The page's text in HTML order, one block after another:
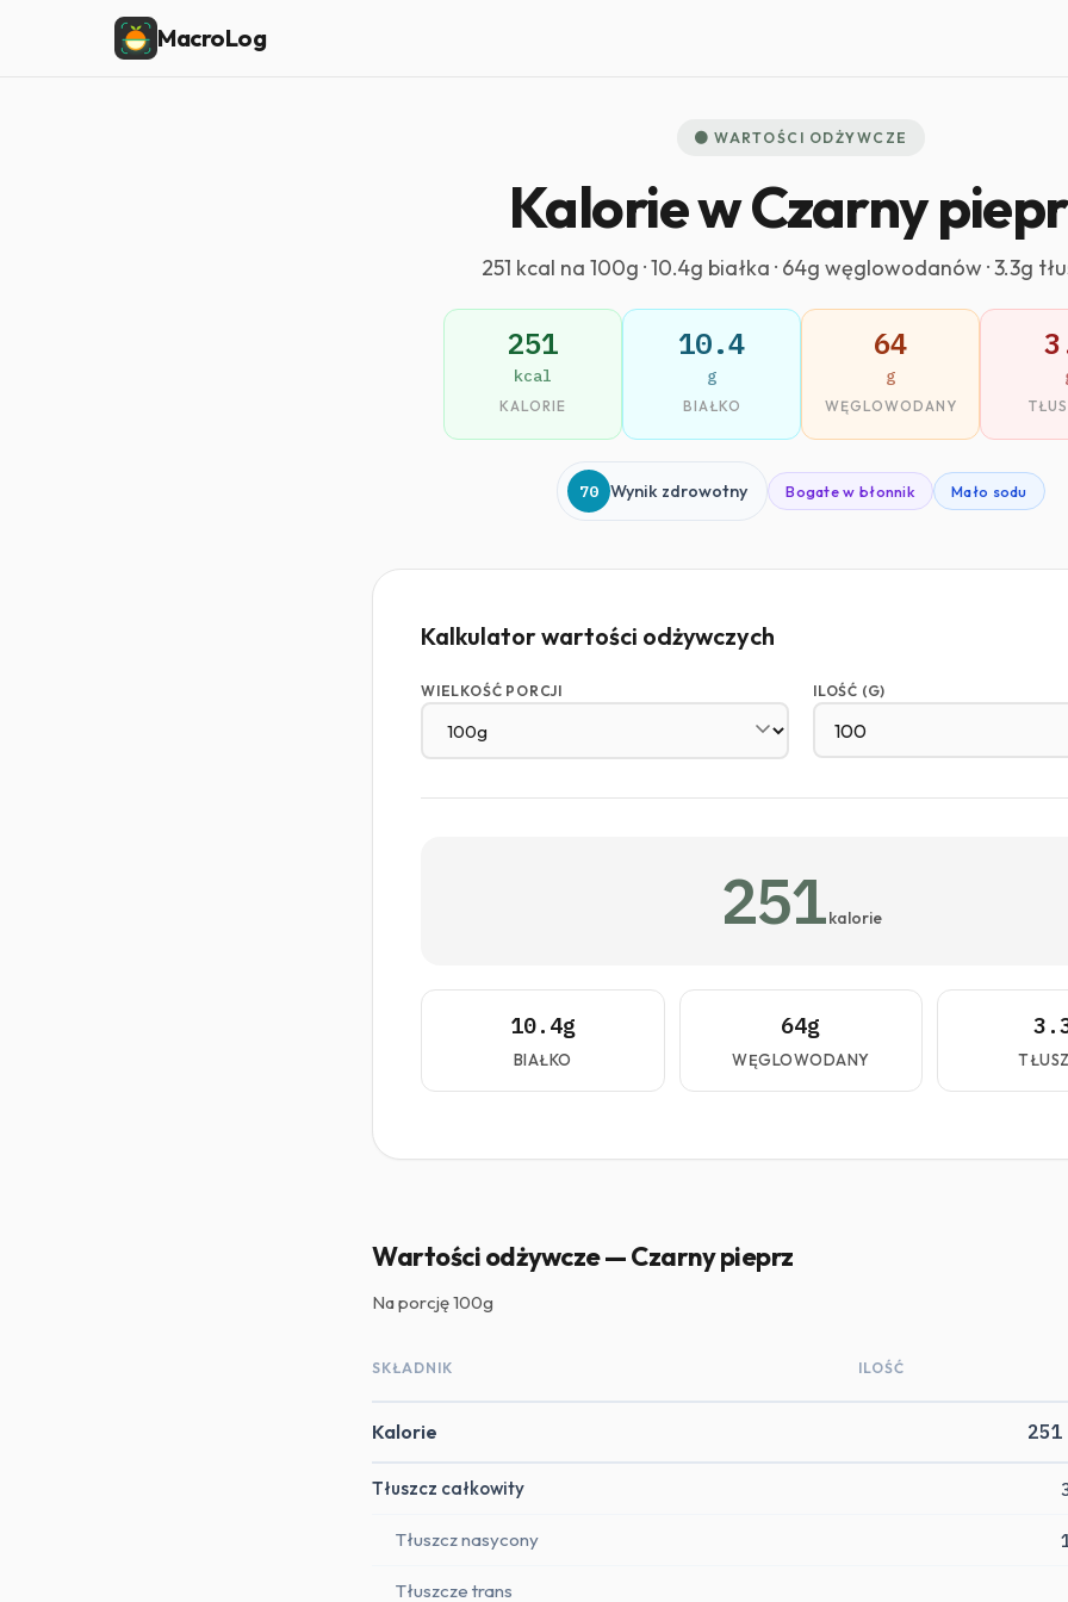
MacroLog
🟤 WARTOŚCI ODŻYWCZE
Kalorie w Czarny
251 kcal na 100g · 10.4g białka · 64g węglowodanów · 3.3g
251
kcal
KALORIE
10.4
g
BIAŁKO
64
g
WĘGLOWODANY
70 Wynik zdrowotny Bogate w błonnik Mało sodu
Kalkulator wartości odżywczych
WIELKOŚĆ PORCJI ILOŚĆ (G)
251 kalorie
10.4g
BIAŁKO
64g
WĘGLOWODANY
Wartości odżywcze — Czarny pieprz
Na porcję100g
SKŁADNIK ILOŚĆ
Kalorie
Tłuszcz całkowity
Tłuszcz nasycony
Tłuszcze trans